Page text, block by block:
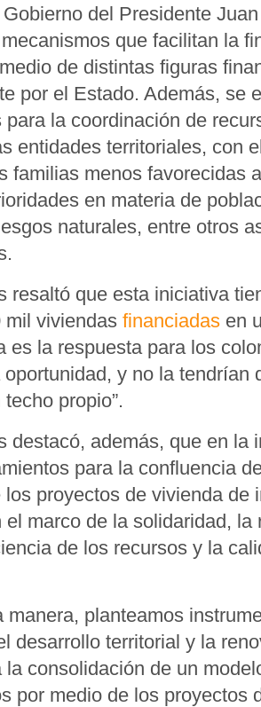
del Presidente
que facilitan la
de distintas figuras
por el Estado. Además, se
para la coordinación de
entidades territoriales, con
familias menos favorecidas
en materia de
naturales, entre otros
resaltó que esta iniciativa
mil viviendas financiadas en
es la respuesta para los
y no la tendrían
propio”.
destacó, además, que en la
para la confluencia
los proyectos de vivienda de
el marco de la solidaridad, la
de los recursos y la
manera, planteamos
desarrollo territorial y la
la consolidación de un
por medio de los proyectos